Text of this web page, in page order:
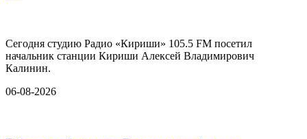
Сегодня студию Радио «Кириши» 105.5 FM посетил
начальник станции Кириши Алексей Владимирович
Калинин.
06-08-2026